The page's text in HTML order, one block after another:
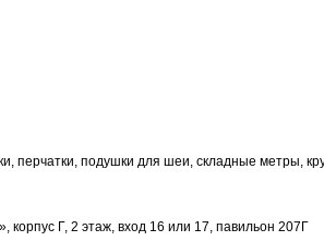
перчатки, подушки для шеи, складные метры,
корпус Г, 2 этаж, вход 16 или 17, павильон 207Г